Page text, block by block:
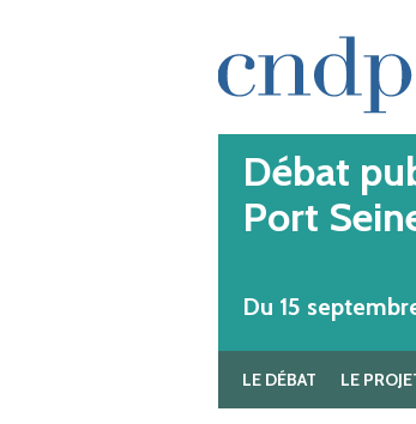
Débat
Port
Du 15
LE DÉBAT LE